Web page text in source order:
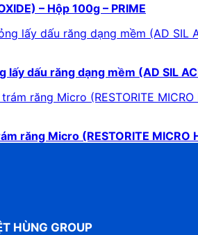
– Hộp 100g – PRIME
lấy dấu răng dạng mềm (AD SIL
răng Micro (RESTORITE MICRO
HÙNG GROUP